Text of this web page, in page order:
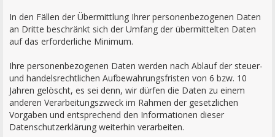
In den Fällen der Übermittlung Ihrer personenbezogenen Daten
an Dritte beschränkt sich der Umfang der übermittelten Daten
auf das erforderliche Minimum.
Ihre personenbezogenen Daten werden nach Ablauf der steuer-
und handelsrechtlichen Aufbewahrungsfristen von 6 bzw. 10
Jahren gelöscht, es sei denn, wir dürfen die Daten zu einem
anderen Verarbeitungszweck im Rahmen der gesetzlichen
Vorgaben und entsprechend den Informationen dieser
Datenschutzerklärung weiterhin verarbeiten.